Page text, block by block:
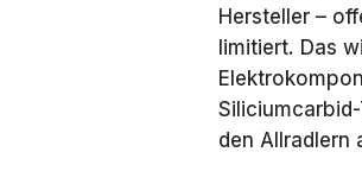
Hersteller –
limitiert. Das
den Allradlern